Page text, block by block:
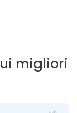
migliori